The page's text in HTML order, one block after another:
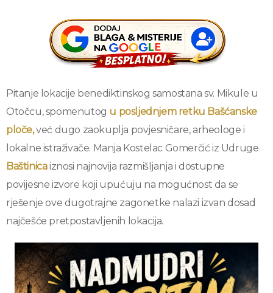
Pitanje lokacije benediktinskog samostana sv. Mikule u
Otočcu, spomenutog u posljednjem retku Bašćanske
ploče,već dugo zaokuplja povjesničare, arheologe i
lokalne istraživače. Manja Kostelac Gomerčić iz Udruge
Baštinicaiznosi najnovija razmišljanja i dostupne
povijesne izvore koji upućuju na mogućnost da se
rješenje ove dugotrajne zagonetke nalazi izvan dosad
najčešće pretpostavljenih lokacija.